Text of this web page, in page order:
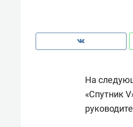
На
«Спутник
Рекомендуем
Как ГК «МИР
создают оазис